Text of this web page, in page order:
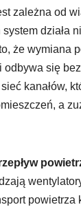
zależna od
działa
że wymiana
się
kanałów,
a
powietrza